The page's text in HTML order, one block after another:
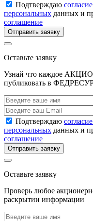
Подтверждаю
персональных данных и
соглашение
Отправить заявку
Оставьте заявку
Узнай что каждое
публиковать в
Подтверждаю
персональных данных и
соглашение
Отправить заявку
Оставьте заявку
Проверь любое
раскрытии информации